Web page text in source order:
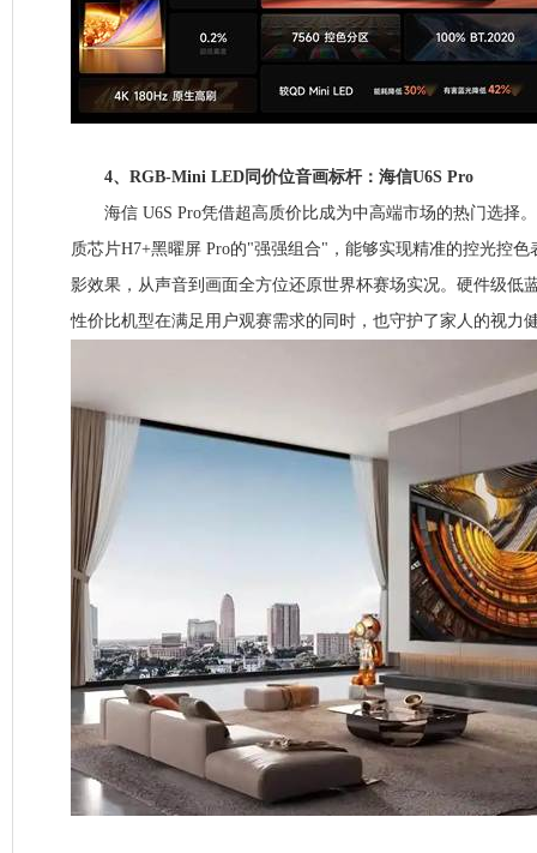
4、RGB-Mini LED同价位音画标杆：海信U6S Pro
海信 U6S Pro凭借超高质价比成为中高端市场的热门选择。
质芯片H7+黑曜屏 Pro的"强强组合"，能够实现精准的控光控
影效果，从声音到画面全方位还原世界杯赛场实况。硬件级低
性价比机型在满足用户观赛需求的同时，也守护了家人的视力